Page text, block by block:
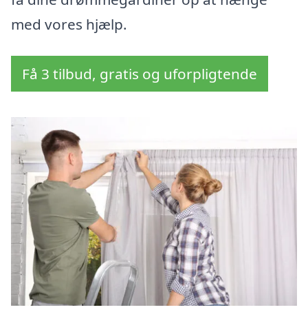
med vores hjælp.
Få 3 tilbud, gratis og uforpligtende